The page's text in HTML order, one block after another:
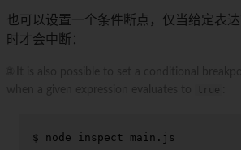
也可以设置一个条件断点，仅当给定表
时才会中断：
$ node inspect main.js